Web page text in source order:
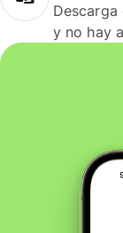
y no hay